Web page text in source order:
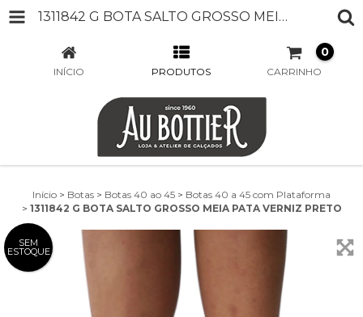
1311842 G BOTA SALTO GROSSO MEIA PATA VERNIZ PRETO
INÍCIO PRODUTOS CARRINHO
0
Início > Botas > Botas 40 ao 45 > Botas 40 a 45 com Plataforma
> 1311842 G BOTA SALTO GROSSO MEIA PATA VERNIZ PRETO
SEM
ESTOQUE